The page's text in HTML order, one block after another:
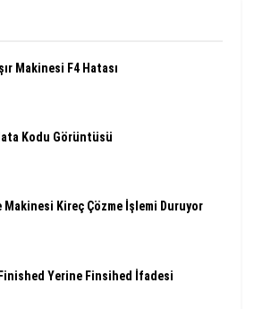
Makinesi F4 Hatası
Kodu Görüntüsü
Makinesi Kireç Çözme İşlemi Duruyor
Finished Yerine Finsihed İfadesi